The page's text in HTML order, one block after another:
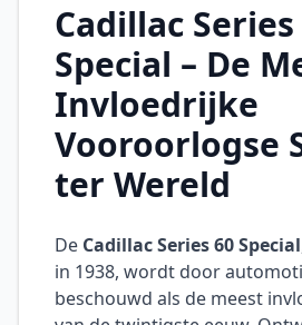
Cadillac Series
Special – De
Invloedrijke
Vooroorlogse
ter Wereld
De Cadillac Series 60 Special
in 1938, wordt door
beschouwd als de meest